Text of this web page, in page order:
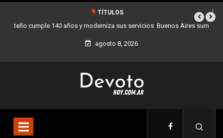
TÍTULOS
Buenos Aires sumó 12 nuevos Bares Notables y ya son 90 en toda la
Ciudad
agosto 8, 2026